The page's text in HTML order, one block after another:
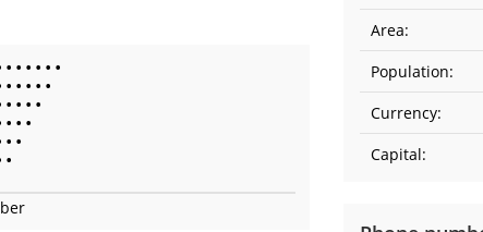
• • • • • •
• • • • •
• • • •
• • •
• •
•
Area:
Population:
Currency:
Capital: